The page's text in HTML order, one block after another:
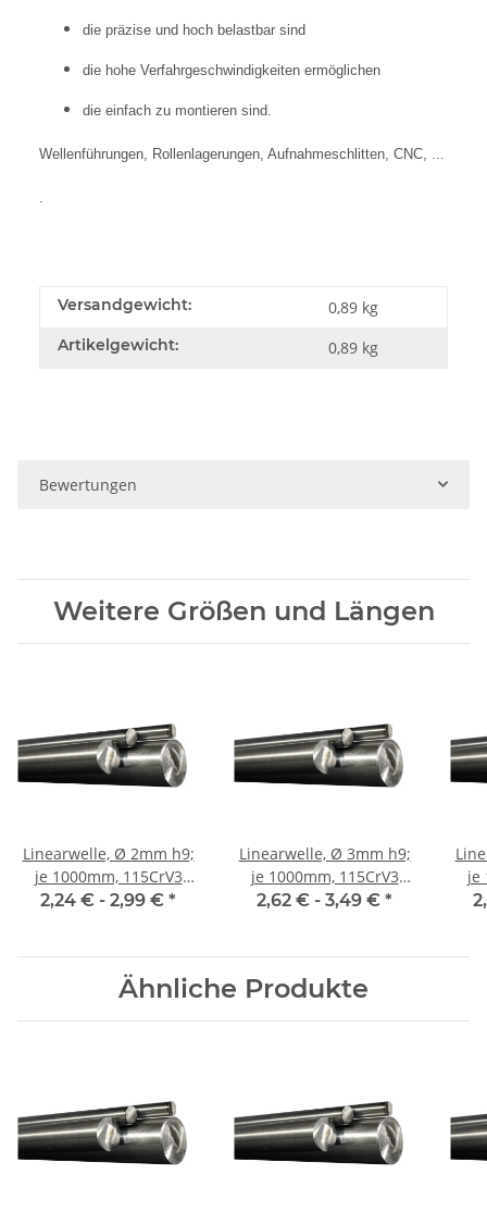
die präzise und hoch belastbar sind
die hohe Verfahrgeschwindigkeiten ermöglichen
die einfach zu montieren sind.
Wellenführungen, Rollenlagerungen, Aufnahmeschlitten, CNC, ...
Versandgewicht: 0,89 kg
Artikelgewicht: 0,89 kg
Bewertungen
Weitere Größen und Längen
Linearwelle, Ø 2mm h9;
je 1000mm, 115CrV3
geschliffen und poliert
2,24 € - 2,99 € *
Linearwelle, Ø 3mm h9;
je 1000mm, 115CrV3
geschliffen und poliert
2,62 € - 3,49 € *
je
Ähnliche Produkte